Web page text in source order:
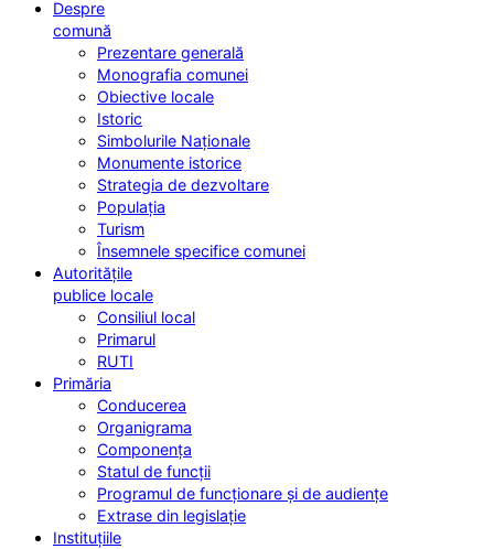
Despre
comună
Prezentare generală
Monografia comunei
Obiective locale
Istoric
Simbolurile Naționale
Monumente istorice
Strategia de dezvoltare
Populația
Turism
Însemnele specifice comunei
Autoritățile
publice locale
Consiliul local
Primarul
RUTI
Primăria
Conducerea
Organigrama
Componența
Statul de funcții
Programul de funcționare și de audiențe
Extrase din legislație
Instituțiile